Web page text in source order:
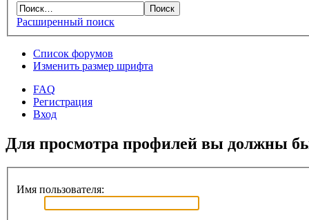
Расширенный поиск
Список форумов
Изменить размер шрифта
FAQ
Регистрация
Вход
Для просмотра профилей вы должны
Имя пользователя: